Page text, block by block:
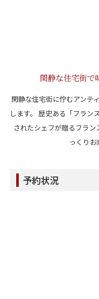
閑静な住宅街で
閑静な住宅街に佇むアンテ
します。 歴史ある「フラン
されたシェフが贈るフラン
っくりお
予約状況